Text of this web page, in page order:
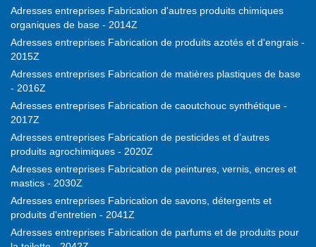
Adresses entreprises Fabrication d'autres produits chimiques
organiques de base - 2014Z
Adresses entreprises Fabrication de produits azotés et d'engrais -
2015Z
Adresses entreprises Fabrication de matières plastiques de base
- 2016Z
Adresses entreprises Fabrication de caoutchouc synthétique -
2017Z
Adresses entreprises Fabrication de pesticides et d’autres
produits agrochimiques - 2020Z
Adresses entreprises Fabrication de peintures, vernis, encres et
mastics - 2030Z
Adresses entreprises Fabrication de savons, détergents et
produits d'entretien - 2041Z
Adresses entreprises Fabrication de parfums et de produits pour